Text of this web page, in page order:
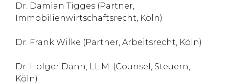
Dr. Damian Tigges (Partner,
Immobilienwirtschaftsrecht, Köln)
Dr. Frank Wilke (Partner, Arbeitsrecht, Köln)
Dr. Holger Dann, LL.M. (Counsel, Steuern,
Köln)